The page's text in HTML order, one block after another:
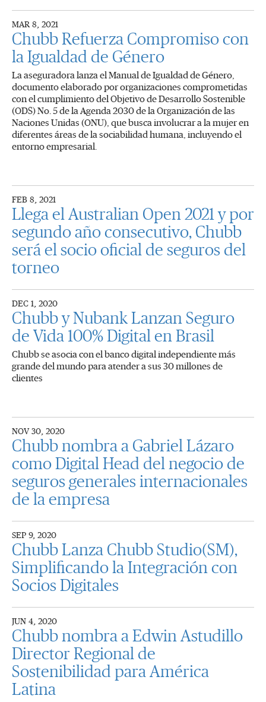
MAR 8, 2021
Chubb Refuerza Compromiso con
la Igualdad de Género
La aseguradora lanza el Manual de Igualdad de Género,
documento elaborado por organizaciones comprometidas
con el cumplimiento del Objetivo de Desarrollo Sostenible
(ODS) No. 5 de la Agenda 2030 de la Organización de las
Naciones Unidas (ONU), que busca involucrar a la mujer en
diferentes áreas de la sociabilidad humana, incluyendo el
entorno empresarial.
FEB 8, 2021
Llega el Australian Open 2021 y por
segundo año consecutivo, Chubb
será el socio oficial de seguros del
torneo
DEC 1, 2020
Chubb y Nubank Lanzan Seguro
de Vida 100% Digital en Brasil
Chubb se asocia con el banco digital independiente más
grande del mundo para atender a sus 30 millones de
clientes
NOV 30, 2020
Chubb nombra a Gabriel Lázaro
como Digital Head del negocio de
seguros generales internacionales
de la empresa
SEP 9, 2020
Chubb Lanza Chubb Studio(SM),
Simplificando la Integración con
Socios Digitales
JUN 4, 2020
Chubb nombra a Edwin Astudillo
Director Regional de
Sostenibilidad para América
Latina